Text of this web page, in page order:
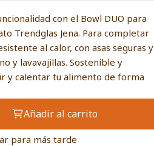
con el Bowl DUO para
Trendglas Jena. Para completar
al calor, con asas seguras y
y lavavajillas. Sostenible y
y calentar tu alimento de forma
Añadir al carrito
para más tarde